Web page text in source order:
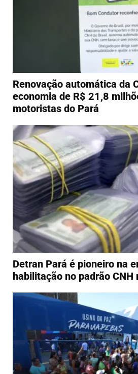
Renovação automática da
economia de R$ 21,8
motoristas do Pará
Detran Pará é pioneiro na
habilitação no padrão CNH